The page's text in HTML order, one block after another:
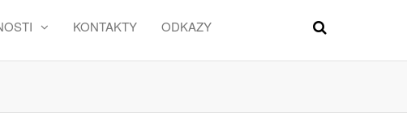
KONTAKTY ODKAZY